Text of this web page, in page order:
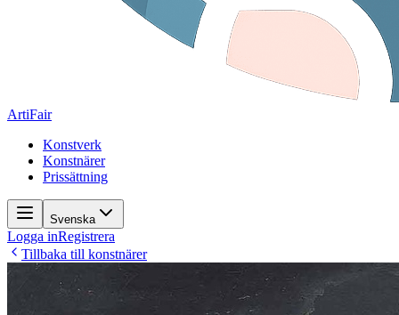
ArtiFair
Konstverk
Konstnärer
Prissättning
Svenska
Logga inRegistrera
Tillbaka till konstnärer